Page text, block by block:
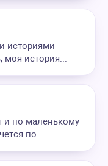
историями
моя история...
и по маленькому
по...